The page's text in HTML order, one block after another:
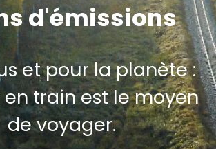
d'émissions
et pour la planète :
train est le moyen
de voyager.